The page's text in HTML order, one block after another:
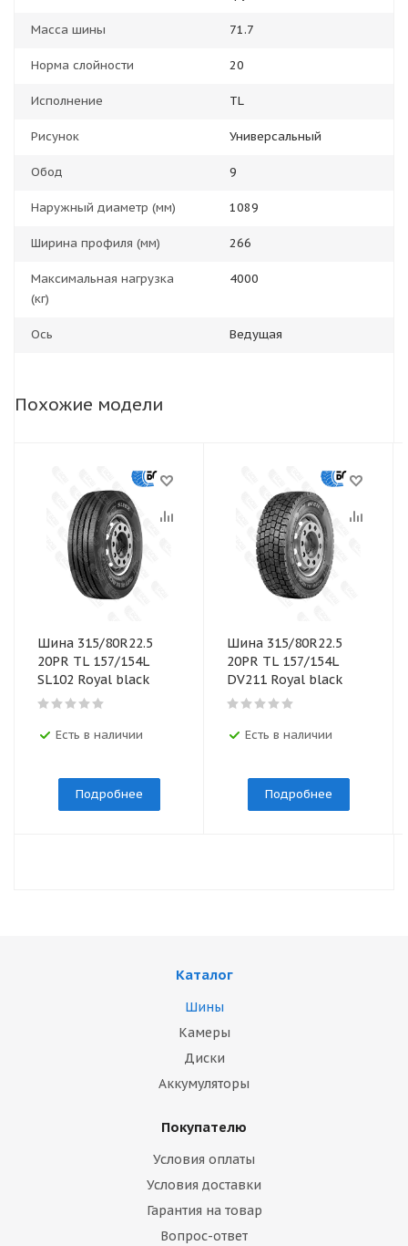
Масса шины 71.7
Норма слойности 20
Исполнение TL
Рисунок Универсальный
Обод 9
Наружный диаметр (мм) 1089
Ширина профиля (мм) 266
Максимальная нагрузка
(кг)
4000
Ось Ведущая
Похожие модели
Шина 315/80R22.5
20PR TL 157/154L
SL102 Royal black
Есть в наличии
Подробнее
Шина 315/80R22.5
20PR TL 157/154L
DV211 Royal black
Есть в наличии
Подробнее
Каталог
Шины
Камеры
Диски
Аккумуляторы
Покупателю
Условия оплаты
Условия доставки
Гарантия на товар
Вопрос-ответ